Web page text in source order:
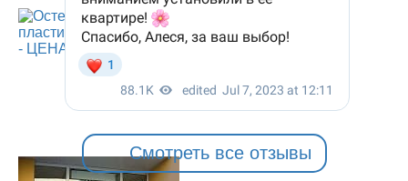
Смотреть все отзывы